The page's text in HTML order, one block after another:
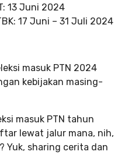
13 Juni 2024
17 Juni – 31 Juli 2024
masuk PTN 2024
kebijakan masing-
masuk PTN tahun
lewat jalur mana, nih,
Yuk, sharing cerita dan